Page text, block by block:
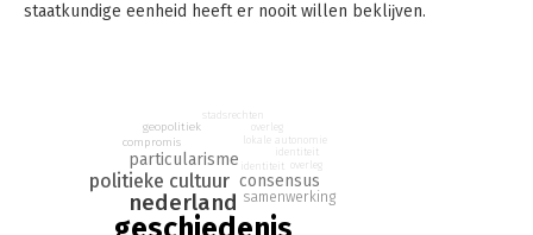
staatkundige eenheid heeft er nooit willen beklĳven.
eigenheid wordt verdedigd en anderzĳds moet worden
samengewerkt. Hoe er in de afgelopen zes eeuwen
verschillende oplossingen groeiden voor die samenwerking, is
wat dit boek onderzoekt.
nederland
politieke cultuur
particularisme
consensus
samenwerking
compromis
geopolitiek
identiteit
stadsrechten
overleg
lokale autonomie
identiteit
overleg